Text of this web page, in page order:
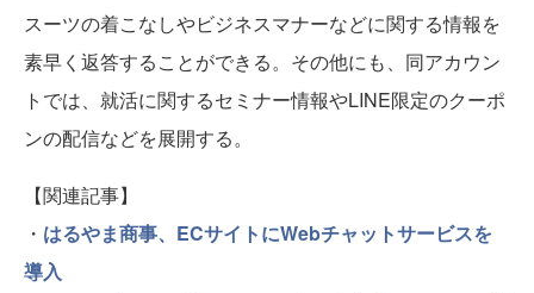
スーツの着こなしやビジネスマナーなどに関する情報を
素早く返答することができる。その他にも、同アカウン
トでは、就活に関するセミナー情報やLINE限定のクーポ
ンの配信などを展開する。
【関連記事】
・ はるやま商事、ECサイトにWebチャットサービスを
導入